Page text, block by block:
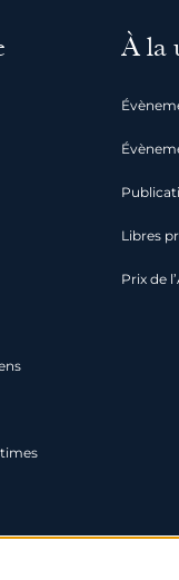
À la
Libres
Prix de